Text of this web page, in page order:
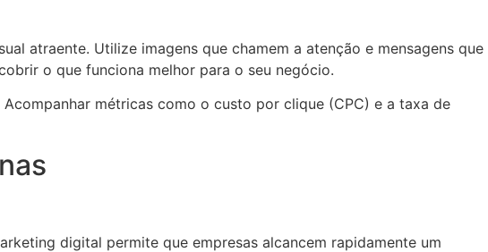
atraente. Utilize imagens que chamem a atenção e mensagens que
o que funciona melhor para o seu negócio.
métricas como o custo por clique (CPC) e a taxa de
digital permite que empresas alcancem rapidamente um